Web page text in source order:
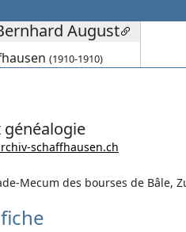
August
(1910-1910)
schaffhausen.ch
Mecum des bourses de Bâle,